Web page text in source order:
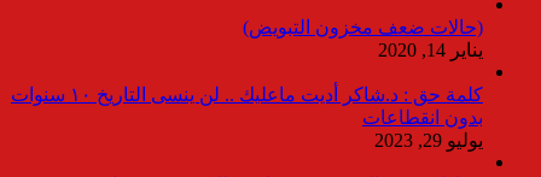
(حالات ضعف مخزون التبويض)
يناير 14, 2020
كلمة حق : د.شاكر أديت ماعليك .. لن ينسى التاريخ ١٠ سنوات
بدون انقطاعات
يوليو 29, 2023